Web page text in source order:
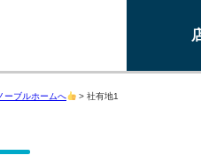
ーブルホームへ >社有地1